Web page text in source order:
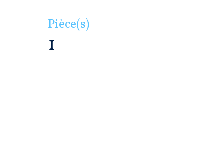
Pièce(s)
1